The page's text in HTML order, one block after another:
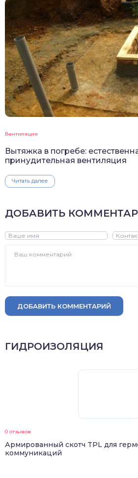
Вентиляция
Вытяжка в погребе:
принудительная вентиляция
Читать далее
ДОБАВИТЬ
ДОБАВИТЬ КОММЕНТАРИЙ
ГИДРОИЗОЛЯЦИЯ
0 отзывов
Армированный скотч TPL для
коммуникаций